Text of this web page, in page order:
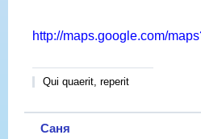
http://maps.google.com/
Qui quaerit, reperit
Саня